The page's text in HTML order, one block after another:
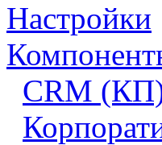
Настройки
CRM